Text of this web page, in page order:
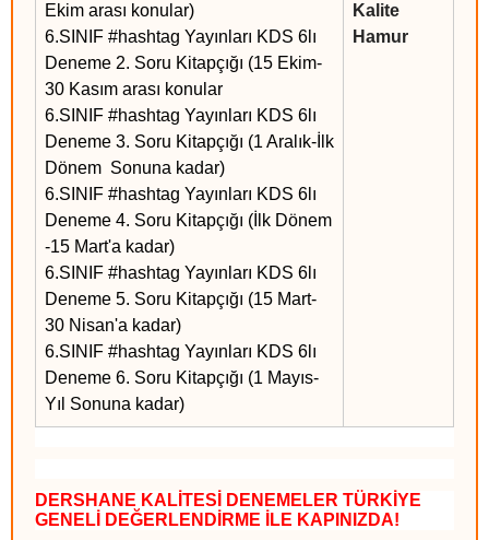
Ekim arası konular)
6.SINIF #hashtag Yayınları KDS 6lı
Deneme 2. Soru Kitapçığı (15 Ekim-
30 Kasım arası konular
6.SINIF #hashtag Yayınları KDS 6lı
Deneme 3. Soru Kitapçığı (1 Aralık-İlk
Dönem Sonuna kadar)
6.SINIF #hashtag Yayınları KDS 6lı
Deneme 4. Soru Kitapçığı (İlk Dönem
-15 Mart'a kadar)
6.SINIF #hashtag Yayınları KDS 6lı
Deneme 5. Soru Kitapçığı (15 Mart-
30 Nisan'a kadar)
6.SINIF #hashtag Yayınları KDS 6lı
Deneme 6. Soru Kitapçığı (1 Mayıs-
Yıl Sonuna kadar)
Kalite
Hamur
DERSHANE KALİTESİ DENEMELER TÜRKİYE
GENELİ DEĞERLENDİRME İLE KAPINIZDA!